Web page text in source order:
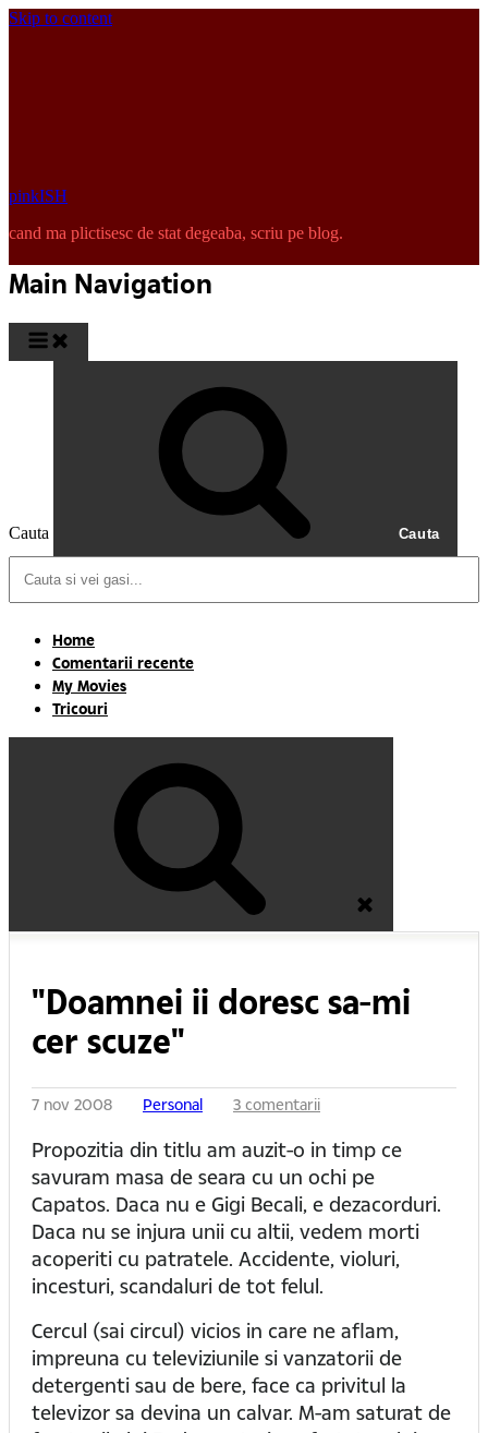
Skip to content
pinkISH
cand ma plictisesc de stat degeaba, scriu pe blog.
Main Navigation
Cauta Cauta
Home
Comentarii recente
My Movies
Tricouri
"Doamnei ii doresc sa-mi
cer scuze"
7 nov 2008 Personal 3 comentarii
Propozitia din titlu am auzit-o in timp ce
savuram masa de seara cu un ochi pe
Capatos. Daca nu e Gigi Becali, e dezacorduri.
Daca nu se injura unii cu altii, vedem morti
acoperiti cu patratele. Accidente, violuri,
incesturi, scandaluri de tot felul.
Cercul (sai circul) vicios in care ne aflam,
impreuna cu televiziunile si vanzatorii de
detergenti sau de bere, face ca privitul la
televizor sa devina un calvar. M-am saturat de